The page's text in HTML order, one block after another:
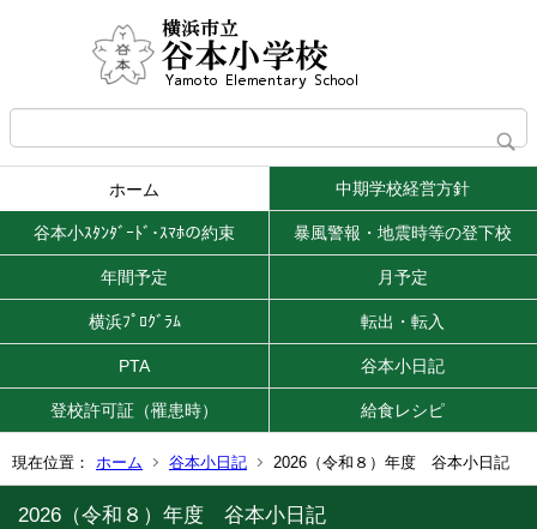
ホーム 中期学校経営方針
谷本小ｽﾀﾝﾀﾞｰﾄﾞ･ｽﾏﾎの約束 暴風警報・地震時等の登下校
年間予定 月予定
横浜ﾌﾟﾛｸﾞﾗﾑ 転出・転入
PTA 谷本小日記
登校許可証（罹患時） 給食レシピ
現在位置： ホーム 谷本小日記 2026（令和８）年度 谷本小日記
2026（令和８）年度 谷本小日記